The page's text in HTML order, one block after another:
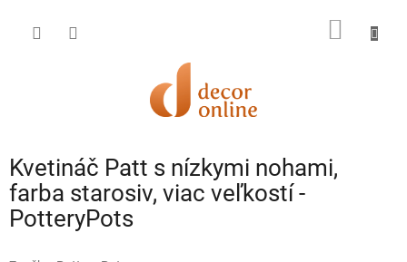
obsah
Kvetináč Patt s nízkymi nohami,
farba starosiv, viac veľkostí -
PotteryPots